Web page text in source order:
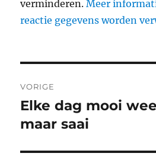
verminderen.Meer
reactie gegevens worden
VORIGE
Vorig
bericht:
Elke dag mooi
maar saai